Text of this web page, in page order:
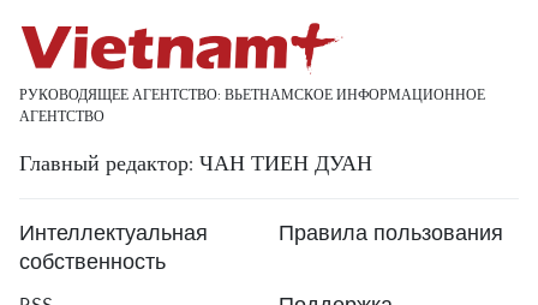
РУКОВОДЯЩЕЕ АГЕНТСТВО: ВЬЕТНАМСКОЕ ИНФОРМАЦИОННОЕ
АГЕНТСТВО
Главный редактор: ЧАН ТИЕН ДУАН
Интеллектуальная
собственность
Правила пользования